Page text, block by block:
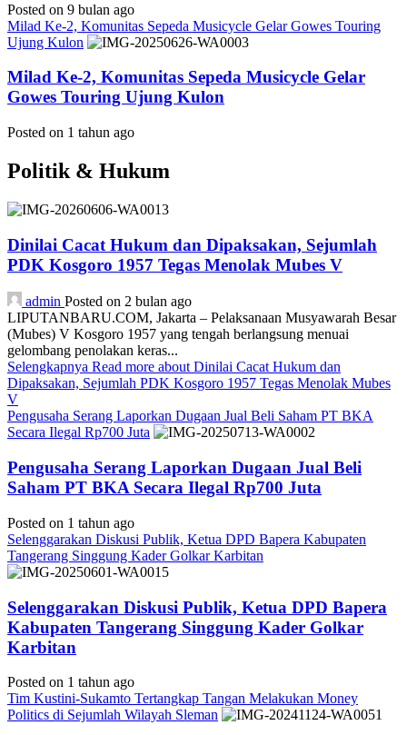
Posted on 9 bulan ago
Milad Ke-2, Komunitas Sepeda Musicycle Gelar Gowes Touring
Ujung Kulon
Milad Ke-2, Komunitas Sepeda Musicycle Gelar
Gowes Touring Ujung Kulon
Posted on 1 tahun ago
Politik & Hukum
Dinilai Cacat Hukum dan Dipaksakan, Sejumlah
PDK Kosgoro 1957 Tegas Menolak Mubes V
admin Posted on 2 bulan ago
LIPUTANBARU.COM, Jakarta – Pelaksanaan Musyawarah Besar
(Mubes) V Kosgoro 1957 yang tengah berlangsung menuai
gelombang penolakan keras...
Selengkapnya Read more about Dinilai Cacat Hukum dan
Dipaksakan, Sejumlah PDK Kosgoro 1957 Tegas Menolak Mubes
V
Pengusaha Serang Laporkan Dugaan Jual Beli Saham PT BKA
Secara Ilegal Rp700 Juta
Pengusaha Serang Laporkan Dugaan Jual Beli
Saham PT BKA Secara Ilegal Rp700 Juta
Posted on 1 tahun ago
Selenggarakan Diskusi Publik, Ketua DPD Bapera Kabupaten
Tangerang Singgung Kader Golkar Karbitan
Selenggarakan Diskusi Publik, Ketua DPD Bapera
Kabupaten Tangerang Singgung Kader Golkar
Karbitan
Posted on 1 tahun ago
Tim Kustini-Sukamto Tertangkap Tangan Melakukan Money
Politics di Sejumlah Wilayah Sleman